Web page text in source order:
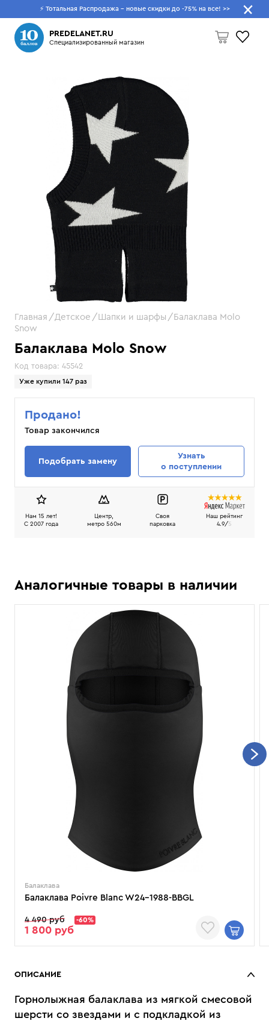
⚡ Тотальная Распродажа - новые скидки до -75% на все! >>
PREDELANET.RU
Специализированный магазин
Что будем искать?
Балаклава Molo Snow
Код товара: 45542
Уже купили 147 раз
Главная Детское Шапки и шарфы
Балаклава Molo
Snow
Продано!
Товар закончился
Подобрать замену
Узнать
о поступлении
Нам 15 лет!
C 2007 года
Центр,
метро 560м
Своя
парковка
Наш рейтинг
4.9/5
Аналогичные товары в наличии
Балаклава
Балаклава Poivre Blanc W24-1988-BBGL
4 490 руб -60%
1 800 руб
ОПИСАНИЕ
Горнолыжная балаклава из мягкой смесовой
шерсти со звездами и с подкладкой из